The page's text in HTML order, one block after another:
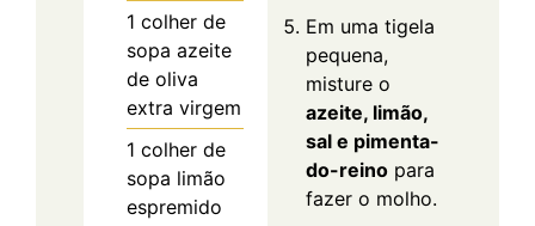
1 colher de
sopa azeite
de oliva
extra virgem
1 colher de
sopa limão
espremido
Em uma tigela
pequena,
misture o
azeite, limão,
sal e pimenta-
do-reino para
fazer o molho.